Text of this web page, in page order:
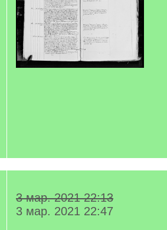
3 мар. 2021 22:13
3 мар. 2021 22:47